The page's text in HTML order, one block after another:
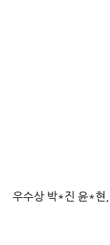
우수상 박*진 윤*